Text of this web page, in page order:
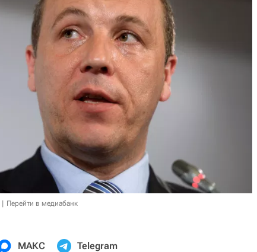
Перейти в медиабанк
МАКС Telegram